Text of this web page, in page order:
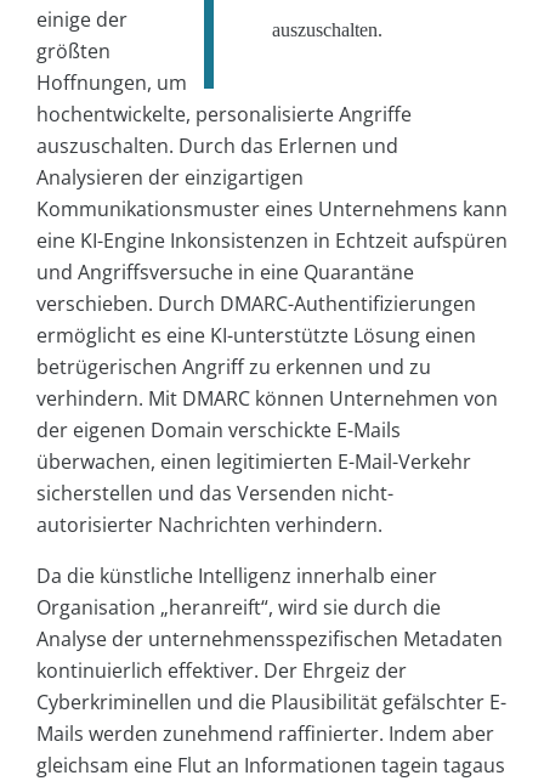
auszuschalten.
einige der
größten
Hoffnungen, um
hochentwickelte, personalisierte Angriffe
auszuschalten. Durch das Erlernen und
Analysieren der einzigartigen
Kommunikationsmuster eines Unternehmens kann
eine KI-Engine Inkonsistenzen in Echtzeit aufspüren
und Angriffsversuche in eine Quarantäne
verschieben. Durch DMARC-Authentifizierungen
ermöglicht es eine KI-unterstützte Lösung einen
betrügerischen Angriff zu erkennen und zu
verhindern. Mit DMARC können Unternehmen von
der eigenen Domain verschickte E-Mails
überwachen, einen legitimierten E-Mail-Verkehr
sicherstellen und das Versenden nicht-
autorisierter Nachrichten verhindern.
Da die künstliche Intelligenz innerhalb einer
Organisation „heranreift“, wird sie durch die
Analyse der unternehmensspezifischen Metadaten
kontinuierlich effektiver. Der Ehrgeiz der
Cyberkriminellen und die Plausibilität gefälschter E-
Mails werden zunehmend raffinierter. Indem aber
gleichsam eine Flut an Informationen tagein tagaus